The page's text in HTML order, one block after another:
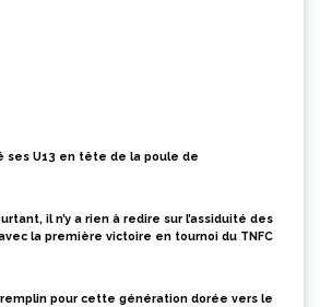
ses U13 en tête de la poule de
il n’y a rien à redire sur l’assiduité des
la première victoire en tournoi du TNFC
pour cette génération dorée vers le